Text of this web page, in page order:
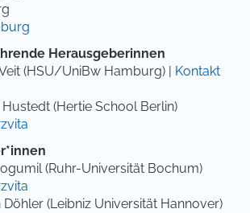
Herausgeberinnen
(HSU/UniBw Hamburg) | Kontakt
Hustedt (Hertie School Berlin)
(Ruhr-Universität Bochum)
Döhler (Leibniz Universität Hannover)